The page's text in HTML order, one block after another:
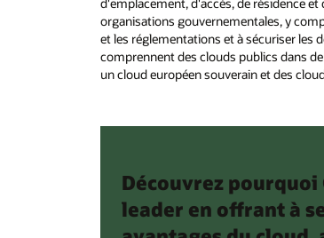
organisations gouvernementales, y
et les réglementations et à sécuriser les
comprennent des clouds publics dans
un cloud européen souverain et des
Découvrez
leader en offrant à